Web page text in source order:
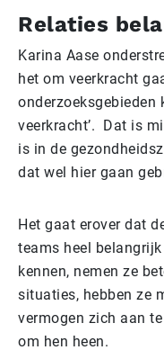
Relaties
Karina Aase
het om veerkracht
onderzoeksgebieden
veerkracht’. Dat is
is in de
dat wel hier gaan
Het gaat erover dat
teams heel
kennen, nemen ze
situaties, hebben ze
vermogen zich aan
om hen heen.